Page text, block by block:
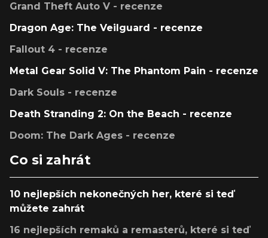
Grand Theft Auto V - recenze
Dragon Age: The Veilguard - recenze
Fallout 4 - recenze
Metal Gear Solid V: The Phantom Pain - recenze
Dark Souls - recenze
Death Stranding 2: On the Beach - recenze
Doom: The Dark Ages - recenze
Co si zahrát
10 nejlepších nekonečných her, které si teď
můžete zahrát
16 nejlepších remaků a remasterů, které si teď